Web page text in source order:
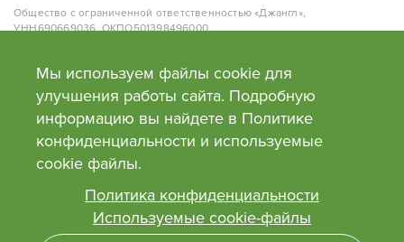
Общество с ограниченной ответственностью «Джангл»,
УНН690669036, ОКПО501398496000
Победителей, 125
Свидетельство №0130991 от 27 февраля 2018 года выдано Минским
облисполкомом. Сайт внесен в торговый реестр Рб 03.05.2018г. №
414072
Время работы: пн-пт с 9 до 20, сб-вс с 10 до 20
Мы используем файлы cookie для
улучшения работы сайта. Подробную
информацию вы найдете в Политике
конфиденциальности и используемые
сооkie файлы.
Политика конфиденциальности
Используемые cookie-файлы